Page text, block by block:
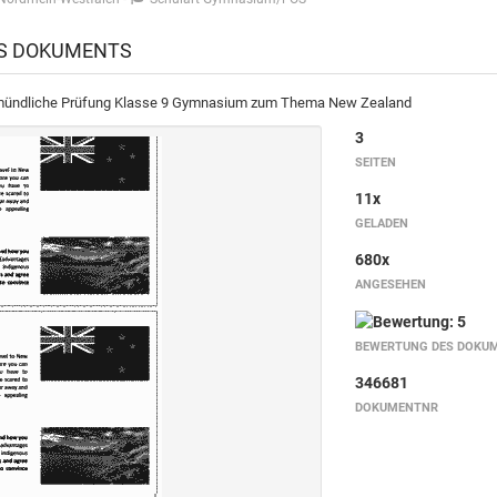
DOKUMENTS
Prüfung Klasse 9 Gymnasium zum Thema New Zealand
3
SEITEN
11x
GELADEN
680x
ANGESEHEN
BEWERTUNG DES
346681
DOKUMENTNR